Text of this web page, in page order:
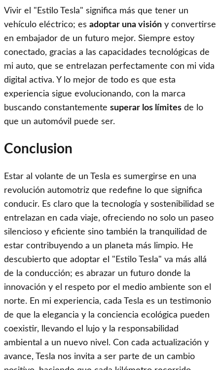
Vivir el "Estilo Tesla" significa más que tener un
vehículo eléctrico; es adoptar una visión y convertirse
en embajador de un futuro mejor. Siempre estoy
conectado, gracias a las capacidades tecnológicas de
mi auto, que se entrelazan perfectamente con mi vida
digital activa. Y lo mejor de todo es que esta
experiencia sigue evolucionando, con la marca
buscando constantemente superar los límites de lo
que un automóvil puede ser.
Conclusion
Estar al volante de un Tesla es sumergirse en una
revolución automotriz que redefine lo que significa
conducir. Es claro que la tecnología y sostenibilidad se
entrelazan en cada viaje, ofreciendo no solo un paseo
silencioso y eficiente sino también la tranquilidad de
estar contribuyendo a un planeta más limpio. He
descubierto que adoptar el "Estilo Tesla" va más allá
de la conducción; es abrazar un futuro donde la
innovación y el respeto por el medio ambiente son el
norte. En mi experiencia, cada Tesla es un testimonio
de que la elegancia y la conciencia ecológica pueden
coexistir, llevando el lujo y la responsabilidad
ambiental a un nuevo nivel. Con cada actualización y
avance, Tesla nos invita a ser parte de un cambio